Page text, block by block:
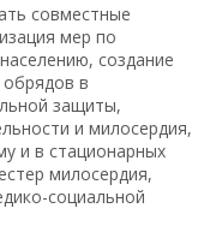
совместные
мер по
создание
в
защиты,
и милосердия,
и в стационарных
милосердия,
социальной